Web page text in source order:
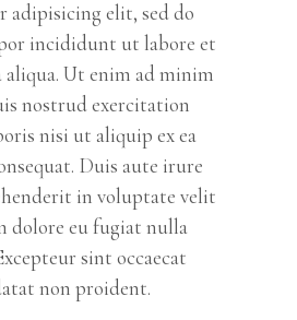
adipisicing elit, sed do
incididunt ut labore et
aliqua. Ut enim ad minim
nostrud exercitation
nisi ut aliquip ex ea
Duis aute irure
in voluptate velit
dolore eu fugiat nulla
sint occaecat
non proident.